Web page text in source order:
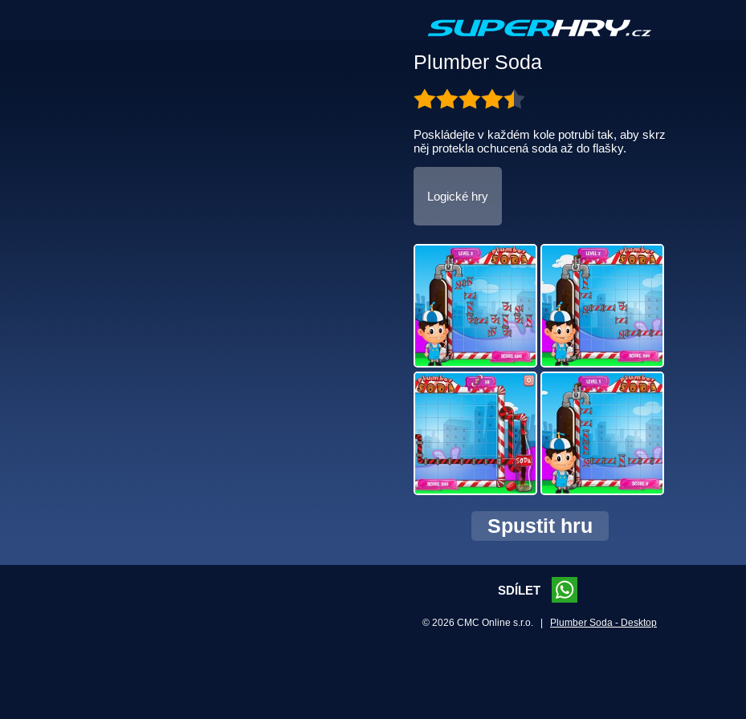
Plumber Soda
Poskládejte v každém kole potrubí tak, aby skrz
něj protekla ochucená soda až do flašky.
Logické hry
Spustit hru
SDÍLET
© 2026 CMC Online s.r.o. | Plumber Soda - Desktop